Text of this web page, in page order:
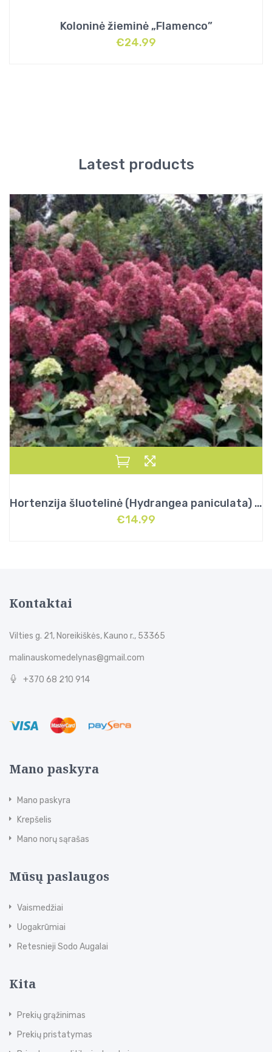
Koloninė žieminė „Flamenco”
€24.99
Latest products
Hortenzija šluotelinė (Hydrangea paniculata) „Bonfire”
€14.99
Kontaktai
Vilties g. 21, Noreikiškės, Kauno r., 53365
malinauskomedelynas@gmail.com
+370 68 210 914
Mano paskyra
Mano paskyra
Krepšelis
Mano norų sąrašas
Mūsų paslaugos
Vaismedžiai
Uogakrūmiai
Retesnieji Sodo Augalai
Kita
Prekių grąžinimas
Prekių pristatymas